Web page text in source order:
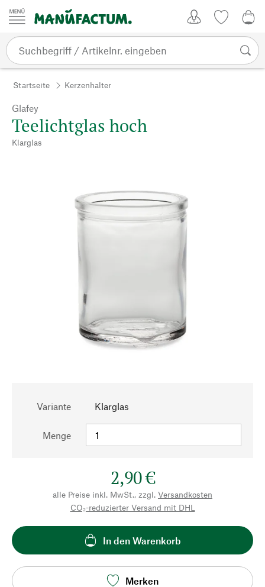
Zum Inhalt springen
Startseite Kerzenhalter
Glafey
Teelichtglas hoch
Klarglas
Variante Klarglas
Menge
2,90 €
alle Preise inkl. MwSt., zzgl. Versandkosten
CO₂-reduzierter Versand mit DHL
In den Warenkorb
Merken